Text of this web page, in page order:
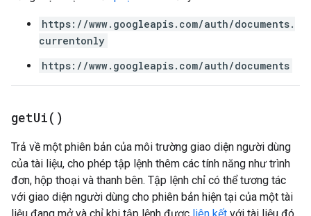
https://www.googleapis.com/auth/documents.
currentonly
https://www.googleapis.com/auth/documents
getUi( )
Trả về một phiên bản của môi trường giao diện người dùng
của tài liệu, cho phép tập lệnh thêm các tính năng như trình
đơn, hộp thoại và thanh bên. Tập lệnh chỉ có thể tương tác
với giao diện người dùng cho phiên bản hiện tại của một tài